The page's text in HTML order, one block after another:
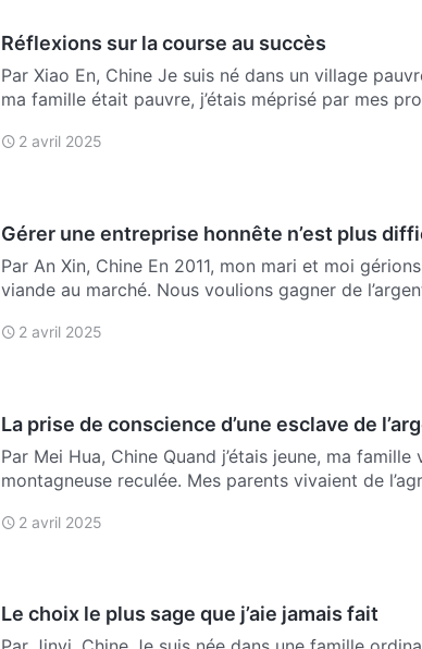
Réflexions sur la course au succès
Par Xiao En, Chine Je suis né dans un village
ma famille était pauvre, j’étais méprisé par mes
2 avril 2025
Gérer une entreprise honnête n’est plus
Par An Xin, Chine En 2011, mon mari et moi
viande au marché. Nous voulions gagner de
2 avril 2025
La prise de conscience d’une esclave de
Par Mei Hua, Chine Quand j’étais jeune, ma
montagneuse reculée. Mes parents vivaient de
2 avril 2025
Le choix le plus sage que j’aie jamais fait